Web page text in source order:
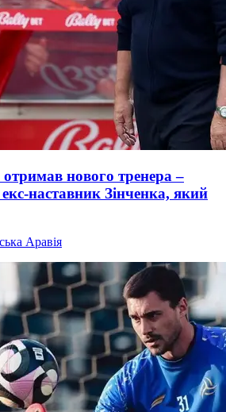
нового тренера –
наставник Зінченка, який
Аравія